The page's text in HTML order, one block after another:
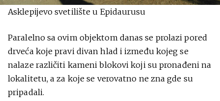
Asklepijevo svetilište u Epidaurusu
Paralelno sa ovim objektom danas se prolazi pored
drveća koje pravi divan hlad i između kojeg se
nalaze različiti kameni blokovi koji su pronađeni na
lokalitetu, a za koje se verovatno ne zna gde su
pripadali.